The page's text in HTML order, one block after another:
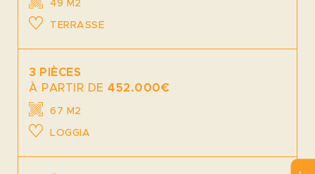
49 M2
TERRASSE
3 PIÈCES
À PARTIR DE 452.000€
67 M2
LOGGIA